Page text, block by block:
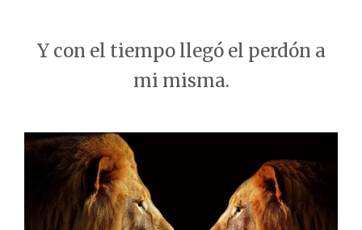
Y con el tiempo llegó el perdón a
mi misma.